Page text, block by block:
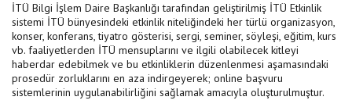
İTÜ Bilgi İşlem Daire Başkanlığı tarafından geliştirilmiş İTÜ Etkinlik
sistemi İTÜ bünyesindeki etkinlik niteliğindeki her türlü organizasyon,
konser, konferans, tiyatro gösterisi, sergi, seminer, söyleşi, eğitim, kurs
vb. faaliyetlerden İTÜ mensuplarını ve ilgili olabilecek kitleyi
haberdar edebilmek ve bu etkinliklerin düzenlenmesi aşamasındaki
prosedür zorluklarını en aza indirgeyerek; online başvuru
sistemlerinin uygulanabilirliğini sağlamak amacıyla oluşturulmuştur.